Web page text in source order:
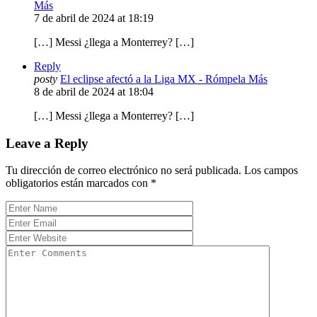
Más
7 de abril de 2024 at 18:19
[…] Messi ¿llega a Monterrey? […]
Reply
posty El eclipse afectó a la Liga MX - Rómpela Más
8 de abril de 2024 at 18:04
[…] Messi ¿llega a Monterrey? […]
Leave a Reply
Tu dirección de correo electrónico no será publicada. Los campos
obligatorios están marcados con *